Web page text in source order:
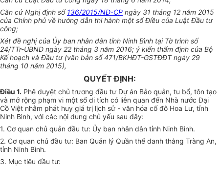
Căn cứ Nghị định số136/2015/NĐ-CP ngày 31 tháng 12 năm 2015
của Chính phủ về hướng dẫn thi hành một số Điều của Luật Đầu tư
công;
Xét đề nghị của Ủy ban nhân dân tỉnh Ninh Bình tại Tờ trình số
24/TTr-UBND ngày 22 tháng 3 năm 2016; ý kiến thẩm định của Bộ
Kế hoạch và Đầu tư (văn bản số 471/BKHĐT-GSTĐĐT ngày 29
tháng 10 năm 2015),
QUYẾT ĐỊNH:
Điều 1. Phê duyệt chủ trương đầu tư Dự án Bảo quản, tu bổ, tôn tạo
và mở rộng phạm vi một số di tích có liên quan đến Nhà nước Đại
Cồ Việt nhằm phát huy giá trị lịch sử - văn hóa cố đô Hoa Lư, tỉnh
Ninh Bình, với các nội dung chủ yếu sau đây:
1. Cơ quan chủ quản đầu tư: Ủy ban nhân dân tỉnh Ninh Bình.
2. Cơ quan chủ đầu tư: Ban Quản lý Quần thể danh thắng Tràng An,
tỉnh Ninh Bình.
3. Mục tiêu đầu tư: